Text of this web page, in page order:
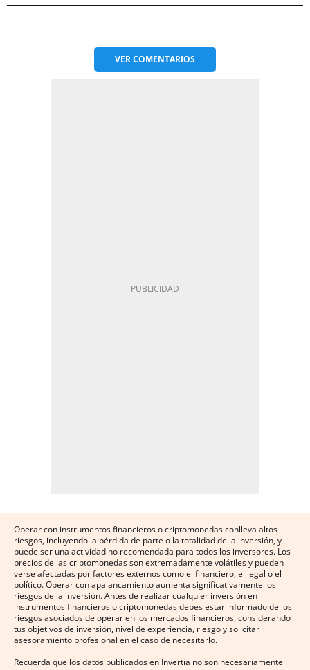
VERCOMENTARIOS
Operar con instrumentos financieros o criptomonedas conlleva altos
riesgos, incluyendo la pérdida de parte o la totalidad de la inversión, y
puede ser una actividad no recomendada para todos los inversores. Los
precios de las criptomonedas son extremadamente volátiles y pueden
verse afectadas por factores externos como el financiero, el legal o el
político. Operar con apalancamiento aumenta significativamente los
riesgos de la inversión. Antes de realizar cualquier inversión en
instrumentos financieros o criptomonedas debes estar informado de los
riesgos asociados de operar en los mercados financieros, considerando
tus objetivos de inversión, nivel de experiencia, riesgo y solicitar
asesoramiento profesional en el caso de necesitarlo.
Recuerda que los datos publicados en Invertia no son necesariamente